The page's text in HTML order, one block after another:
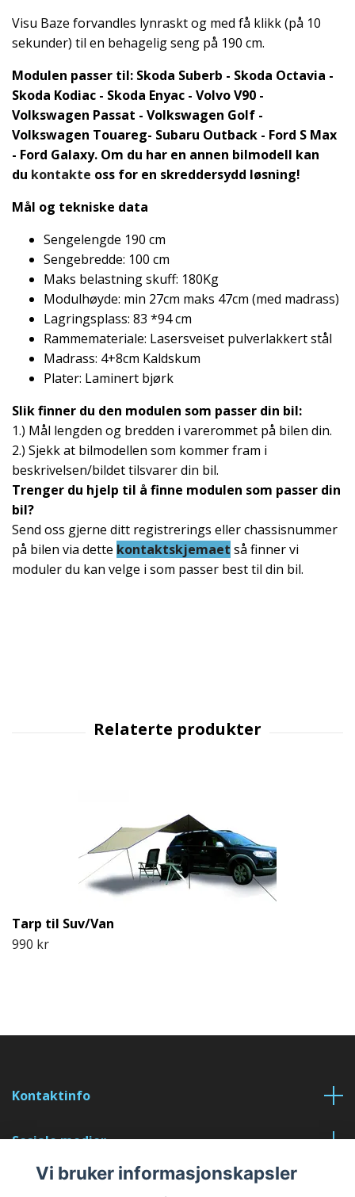
Visu Baze forvandles lynraskt og med få klikk (på 10
sekunder) til en behagelig seng på 190 cm.
Modulen passer til: Skoda Suberb - Skoda Octavia -
Skoda Kodiac - Skoda Enyac - Volvo V90 -
Volkswagen Passat - Volkswagen Golf -
Volkswagen Touareg- Subaru Outback - Ford S Max
- Ford Galaxy. Om du har en annen bilmodell kan
du kontakte oss for en skreddersydd løsning!
Mål og tekniske data
Sengelengde 190 cm
Sengebredde: 100 cm
Maks belastning skuff: 180Kg
Modulhøyde: min 27cm maks 47cm (med madrass)
Lagringsplass: 83 *94 cm
Rammemateriale: Lasersveiset pulverlakkert stål
Madrass: 4+8cm Kaldskum
Plater: Laminert bjørk
Slik finner du den modulen som passer din bil:
1.) Mål lengden og bredden i varerommet på bilen din.
2.) Sjekk at bilmodellen som kommer fram i
beskrivelsen/bildet tilsvarer din bil.
Trenger du hjelp til å finne modulen som passer din
bil?
Send oss gjerne ditt registrerings eller chassisnummer
på bilen via dette kontaktskjemaet så finner vi
moduler du kan velge i som passer best til din bil.
Tarp til Suv/Van
990 kr
Kontaktinfo
Sosiale medier
Vi bruker informasjonskapsler